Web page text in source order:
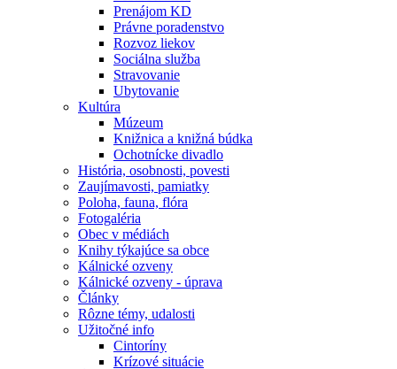
Prenájom KD
Právne poradenstvo
Rozvoz liekov
Sociálna služba
Stravovanie
Ubytovanie
Kultúra
Múzeum
Knižnica a knižná búdka
Ochotnícke divadlo
História, osobnosti, povesti
Zaujímavosti, pamiatky
Poloha, fauna, flóra
Fotogaléria
Obec v médiách
Knihy týkajúce sa obce
Kálnické ozveny
Kálnické ozveny - úprava
Články
Rôzne témy, udalosti
Užitočné info
Cintoríny
Krízové situácie